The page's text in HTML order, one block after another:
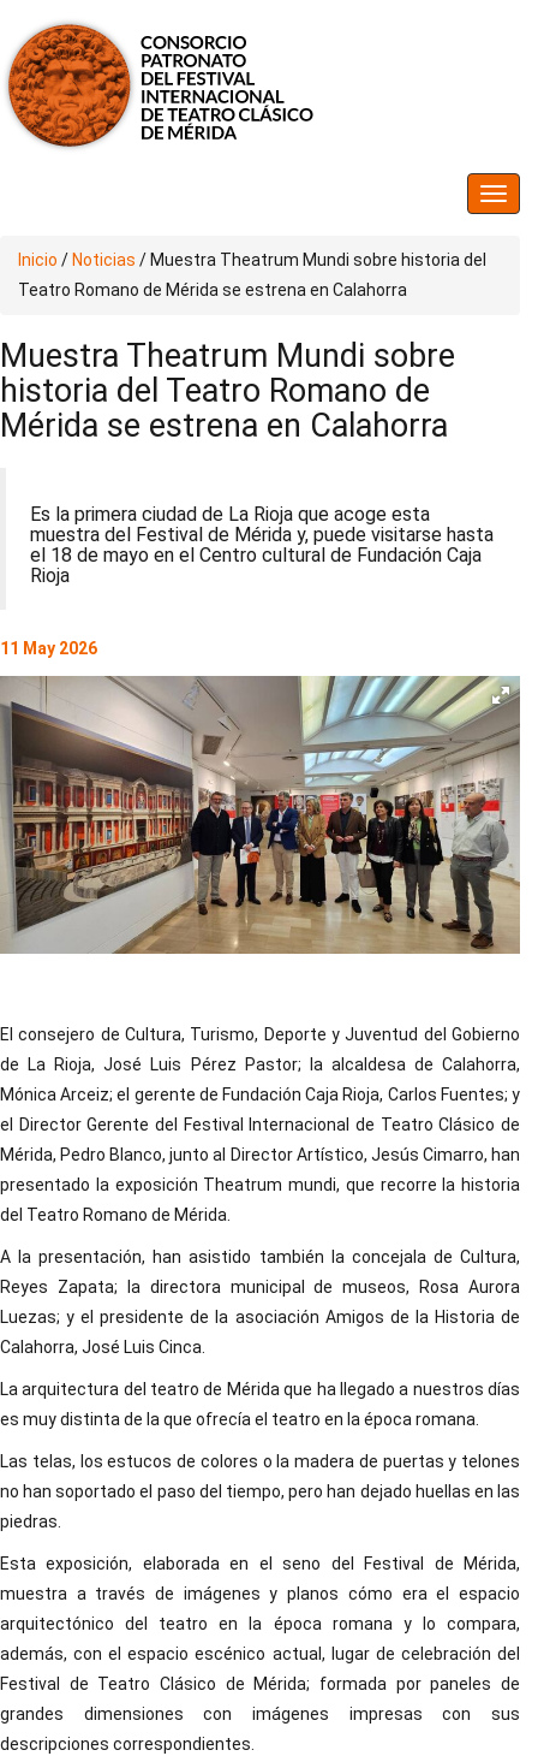
Inicio / Noticias / Muestra Theatrum Mundi sobre historia del
Teatro Romano de Mérida se estrena en Calahorra
Muestra Theatrum Mundi sobre
historia del Teatro Romano de
Mérida se estrena en Calahorra
Es la primera ciudad de La Rioja que acoge esta
muestra del Festival de Mérida y, puede visitarse hasta
el 18 de mayo en el Centro cultural de Fundación Caja
Rioja
11 May 2026
El consejero de Cultura, Turismo, Deporte y Juventud del Gobierno
de La Rioja, José Luis Pérez Pastor; la alcaldesa de Calahorra,
Mónica Arceiz; el gerente de Fundación Caja Rioja, Carlos Fuentes; y
el Director Gerente del Festival Internacional de Teatro Clásico de
Mérida, Pedro Blanco, junto al Director Artístico, Jesús Cimarro, han
presentado la exposición Theatrum mundi, que recorre la historia
del Teatro Romano de Mérida.
A la presentación, han asistido también la concejala de Cultura,
Reyes Zapata; la directora municipal de museos, Rosa Aurora
Luezas; y el presidente de la asociación Amigos de la Historia de
Calahorra, José Luis Cinca.
La arquitectura del teatro de Mérida que ha llegado a nuestros días
es muy distinta de la que ofrecía el teatro en la época romana.
Las telas, los estucos de colores o la madera de puertas y telones
no han soportado el paso del tiempo, pero han dejado huellas en las
piedras.
Esta exposición, elaborada en el seno del Festival de Mérida,
muestra a través de imágenes y planos cómo era el espacio
arquitectónico del teatro en la época romana y lo compara,
además, con el espacio escénico actual, lugar de celebración del
Festival de Teatro Clásico de Mérida; formada por paneles de
grandes dimensiones con imágenes impresas con sus
descripciones correspondientes.